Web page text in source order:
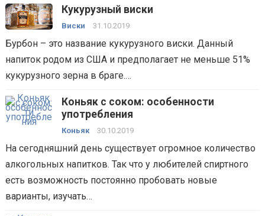
Кукурузный виски
Виски 31.10.2019
Бурбон – это название кукурузного виски. Данный
напиток родом из США и предполагает не меньше 51%
кукурузного зерна в браге.…
Коньяк с соком: особенности
употребления
Коньяк 30.10.2019
На сегодняшний день существует огромное количество
алкогольных напитков. Так что у любителей спиртного
есть возможность постоянно пробовать новые
варианты, изучать…